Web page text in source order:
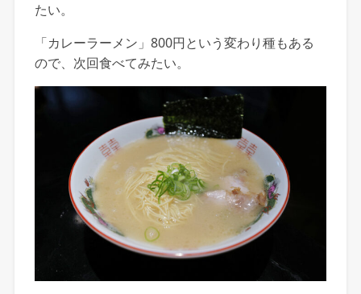
たい。
「カレーラーメン」800円という変わり種もある
ので、次回食べてみたい。